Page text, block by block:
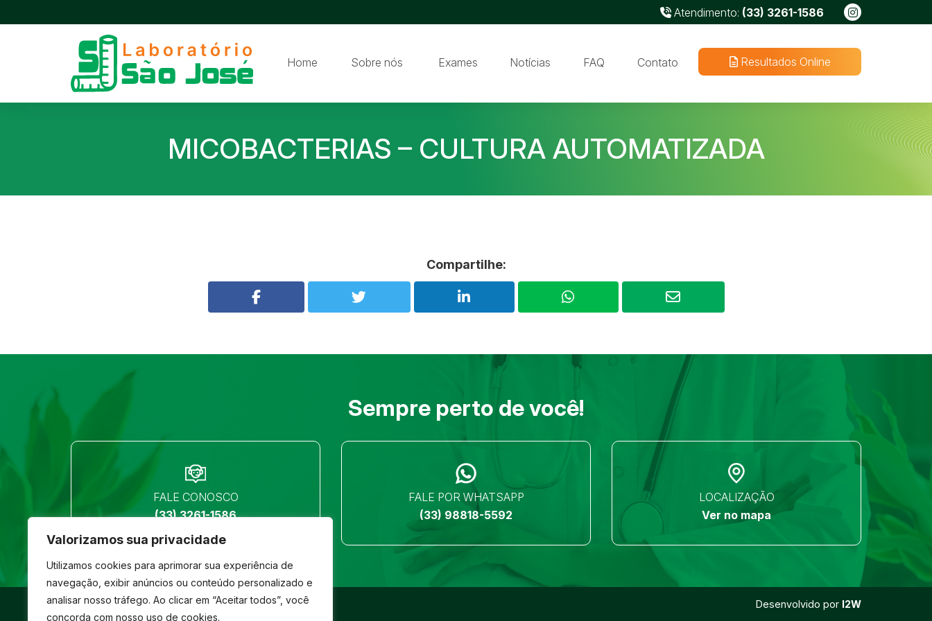
Valorizamos sua privacidade
Utilizamos cookies para aprimorar sua experiência de
navegação, exibir anúncios ou conteúdo personalizado e
analisar nosso tráfego. Ao clicar em “Aceitar todos”, você
concorda com nosso uso de cookies.
Atendimento: (33) 3261-1586
Home Sobre nós Exames Notícias FAQ Contato Resultados Online
MICOBACTERIAS – CULTURA AUTOMATIZADA
Compartilhe:
Sempre perto de você!
FALE CONOSCO
(33) 3261-1586
FALE POR WHATSAPP
(33) 98818-5592
LOCALIZAÇÃO
Ver no mapa
© São José- Todos os direitos reservados Desenvolvido por I2W